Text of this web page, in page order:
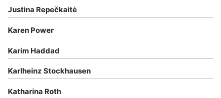
Justina Repečkaitė
Karen Power
Karim Haddad
Karlheinz Stockhausen
Katharina Roth